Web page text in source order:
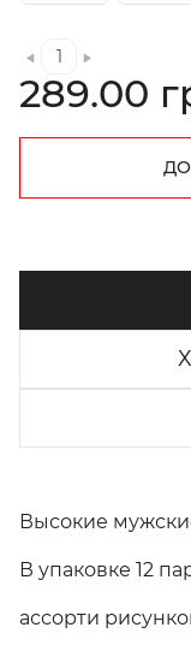
289.00
Высокие
В упаковке 12
ассорти